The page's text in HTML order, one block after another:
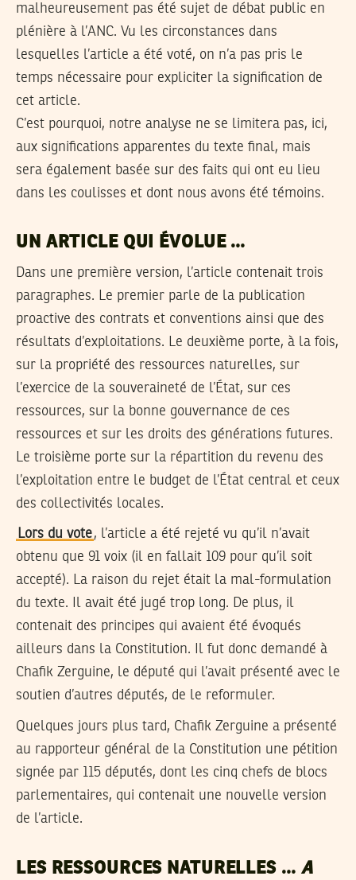
malheureusement pas été sujet de débat public en
plénière à l’ANC. Vu les circonstances dans
lesquelles l’article a été voté, on n’a pas pris le
temps nécessaire pour expliciter la signification de
cet article.
C’est pourquoi, notre analyse ne se limitera pas, ici,
aux significations apparentes du texte final, mais
sera également basée sur des faits qui ont eu lieu
dans les coulisses et dont nous avons été témoins.
UN ARTICLE QUI ÉVOLUE …
Dans une première version, l’article contenait trois
paragraphes. Le premier parle de la publication
proactive des contrats et conventions ainsi que des
résultats d’exploitations. Le deuxième porte, à la fois,
sur la propriété des ressources naturelles, sur
l’exercice de la souveraineté de l’État, sur ces
ressources, sur la bonne gouvernance de ces
ressources et sur les droits des générations futures.
Le troisième porte sur la répartition du revenu des
l’exploitation entre le budget de l’État central et ceux
des collectivités locales.
Lors du vote, l’article a été rejeté vu qu’il n’avait
obtenu que 91 voix (il en fallait 109 pour qu’il soit
accepté). La raison du rejet était la mal-formulation
du texte. Il avait été jugé trop long. De plus, il
contenait des principes qui avaient été évoqués
ailleurs dans la Constitution. Il fut donc demandé à
Chafik Zerguine, le député qui l’avait présenté avec le
soutien d’autres députés, de le reformuler.
Quelques jours plus tard, Chafik Zerguine a présenté
au rapporteur général de la Constitution une pétition
signée par 115 députés, dont les cinq chefs de blocs
parlementaires, qui contenait une nouvelle version
de l’article.
LES RESSOURCES NATURELLES … A